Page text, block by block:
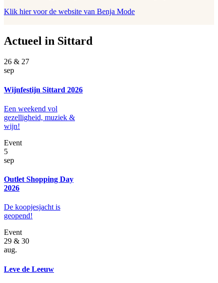
Klik hier voor de website van Benja Mode
Actueel in Sittard
26 & 27
sep
Wijnfestijn Sittard 2026
Een weekend vol
gezelligheid, muziek &
wijn!
Event
5
sep
Outlet Shopping Day
2026
De koopjesjacht is
geopend!
Event
29 & 30
aug.
Leve de Leeuw